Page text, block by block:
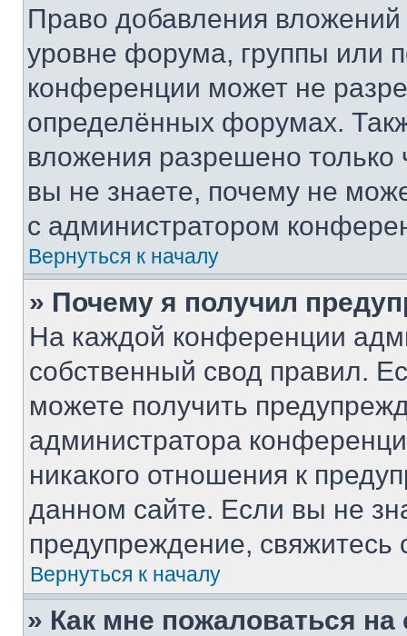
Право добавления
уровне форума, группы или
конференции может не
определённых форумах.
вложения разрешено
вы не знаете, почему не
с администратором
Вернуться к началу
» Почему я получил
На каждой конференции
собственный свод правил.
можете получить
администратора
никакого отношения к
данном сайте. Если вы не
предупреждение,
Вернуться к началу
» Как мне пожаловаться